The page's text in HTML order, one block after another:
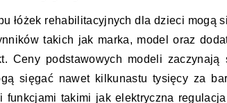
łóżek rehabilitacyjnych dla dzieci mogą
takich jak marka, model oraz
Ceny podstawowych modeli
sięgać nawet kilkunastu tysięcy za
funkcjami takimi jak elektryczna